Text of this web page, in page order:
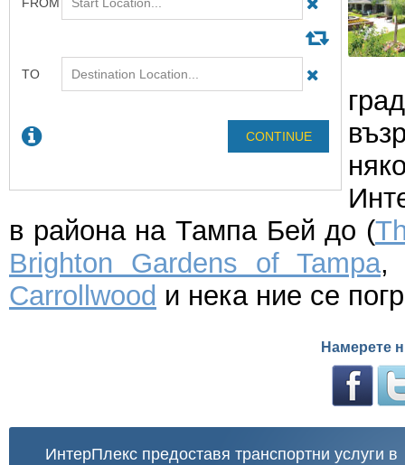
в района на Тампа Бей до (
Brighton Gardens of Tampa
Carrollwood и нека ние се
Намерете
ИнтерПлекс предоставя транспортни услуги в